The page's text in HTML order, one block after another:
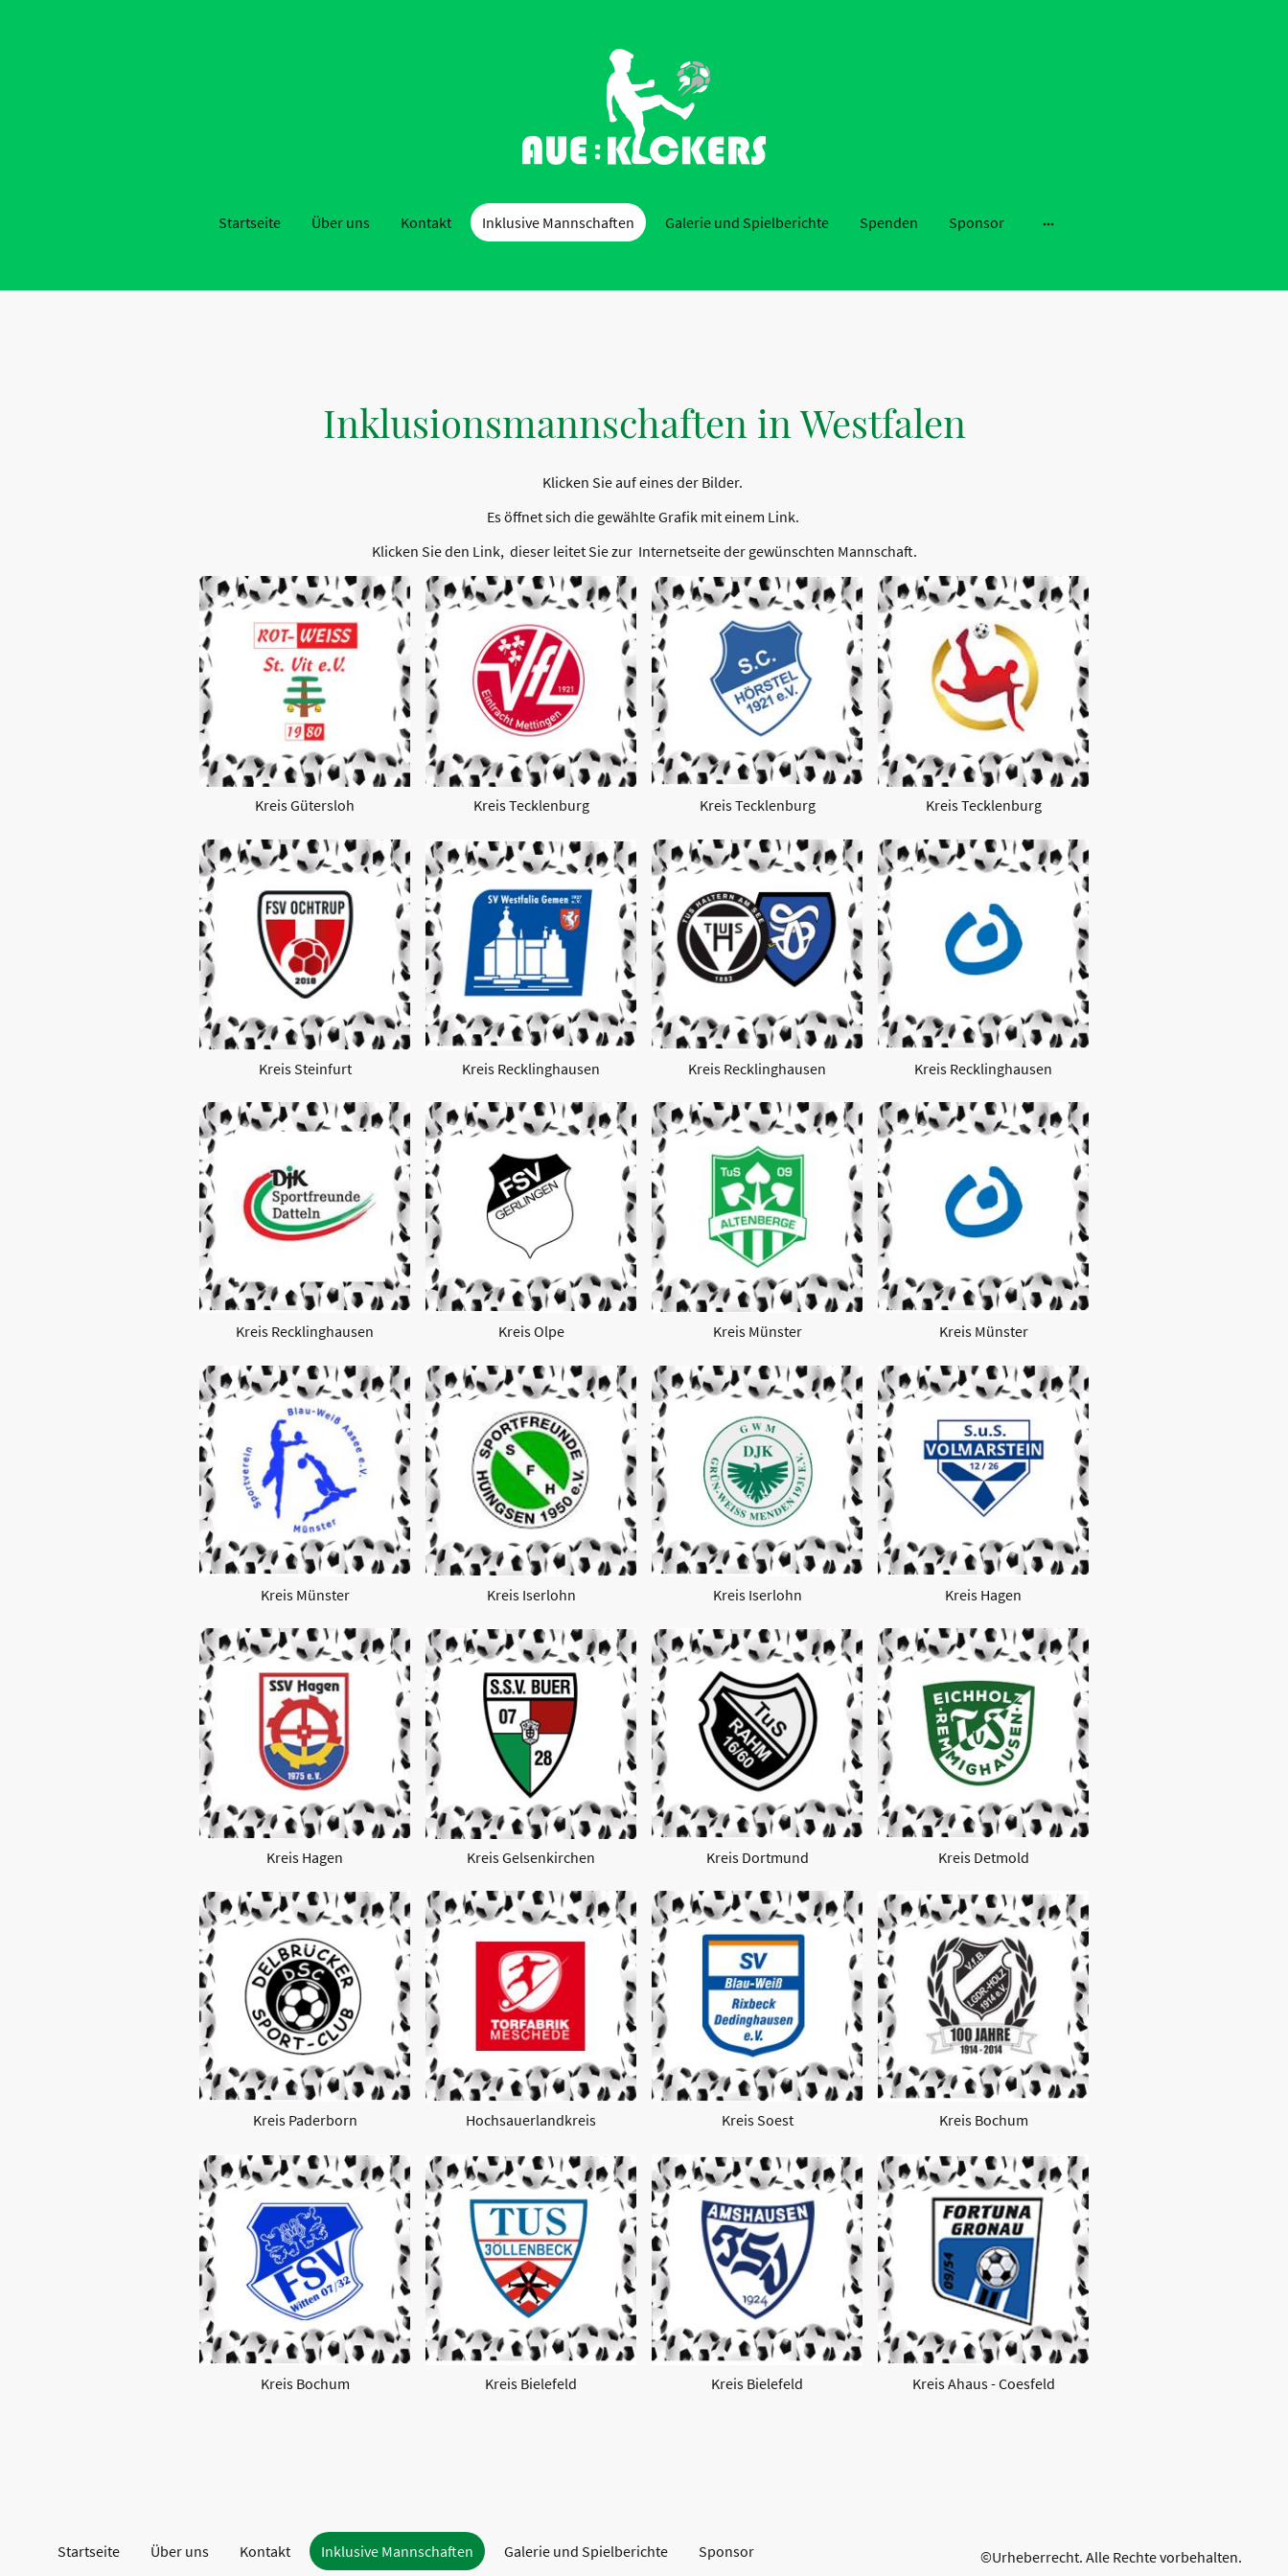
Startseite Über uns Kontakt Inklusive Mannschaften Galerie und Spielberichte Spenden Sponsor
Inklusionsmannschaften in Westfalen
Klicken Sie auf eines der Bilder.
Es öffnet sich die gewählte Grafik mit einem Link.
Klicken Sie den Link, dieser leitet Sie zur Internetseite der gewünschten Mannschaft.
Kreis Gütersloh Kreis Tecklenburg Kreis Tecklenburg Kreis Tecklenburg
Kreis Steinfurt Kreis Recklinghausen Kreis Recklinghausen Kreis Recklinghausen
Kreis Recklinghausen Kreis Olpe Kreis Münster Kreis Münster
Kreis Münster Kreis Iserlohn Kreis Iserlohn Kreis Hagen
Kreis Hagen Kreis Gelsenkirchen Kreis Dortmund Kreis Detmold
Kreis Paderborn Hochsauerlandkreis Kreis Soest Kreis Bochum
Kreis Bochum Kreis Bielefeld Kreis Bielefeld Kreis Ahaus - Coesfeld
Startseite Über uns Kontakt Inklusive Mannschaften Galerie und Spielberichte Sponsor ©Urheberrecht. Alle Rechte vorbehalten.